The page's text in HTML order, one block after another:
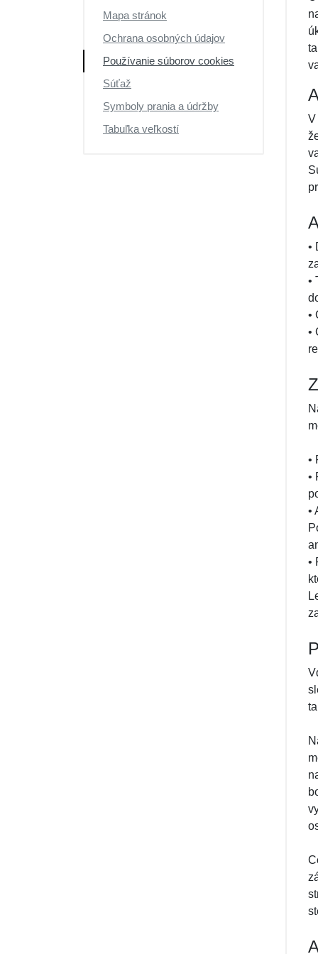
Mapa stránok
Ochrana osobných údajov
Používanie súborov cookies
Súťaž
Symboly prania a údržby
Tabuľka veľkostí
V
•
•
•
•
•
•
•
•